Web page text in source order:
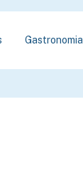
Gastronomia